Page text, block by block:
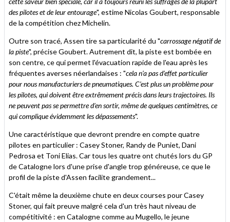
des pilotes et de leur entourage", estime Nicolas Goubert, responsable
de la compétition chez Michelin.
Outre son tracé, Assen tire sa particularité du "carrossage négatif de
la piste", précise Goubert. Autrement dit, la piste est bombée en
son centre, ce qui permet l'évacuation rapide de l'eau après les
fréquentes averses néerlandaises : "cela n’a pas d’effet particulier
pour nous manufacturiers de pneumatiques. C’est plus un problème pour
les pilotes, qui doivent être extrêmement précis dans leurs trajectoires. Ils
ne peuvent pas se permettre d’en sortir, même de quelques centimètres, ce
qui complique évidemment les dépassements".
Une caractéristique que devront prendre en compte quatre
pilotes en particulier : Casey Stoner, Randy de Puniet, Dani
Pedrosa et Toni Elias. Car tous les quatre ont chutés lors du GP
de Catalogne lors d'une prise d'angle trop généreuse, ce que le
profil de la piste d'Assen facilite grandement...
C'était même la deuxième chute en deux courses pour Casey
Stoner, qui fait preuve malgré cela d'un très haut niveau de
compétitivité : en Catalogne comme au Mugello, le jeune